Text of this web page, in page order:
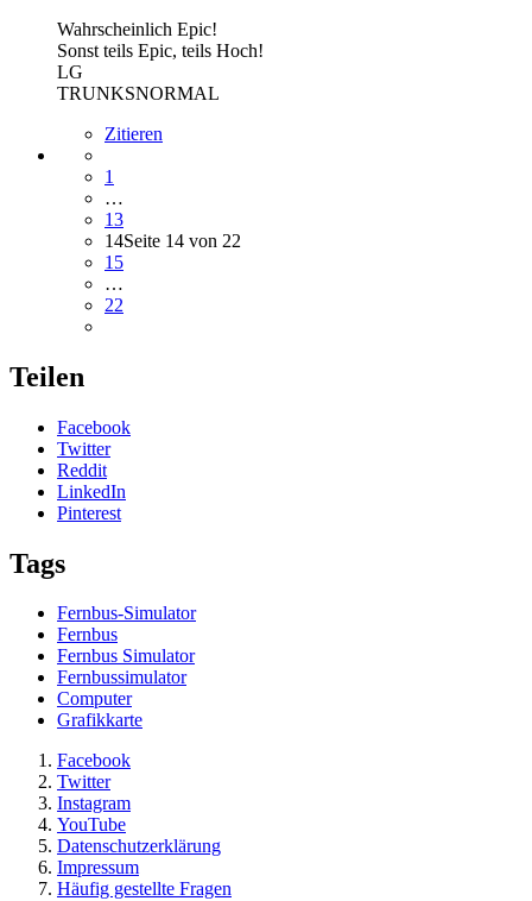
Wahrscheinlich Epic!
Sonst teils Epic, teils Hoch!
LG
TRUNKSNORMAL
Zitieren
1
…
13
14Seite 14 von 22
15
…
22
Teilen
Facebook
Twitter
Reddit
LinkedIn
Pinterest
Tags
Fernbus-Simulator
Fernbus
Fernbus Simulator
Fernbussimulator
Computer
Grafikkarte
Facebook
Twitter
Instagram
YouTube
Datenschutzerklärung
Impressum
Häufig gestellte Fragen